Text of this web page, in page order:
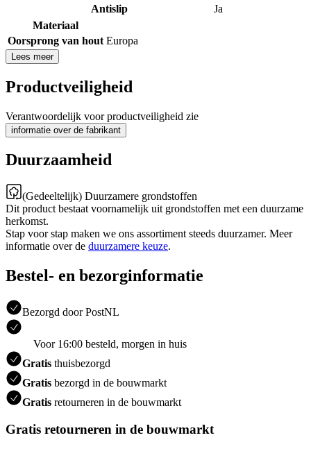
Antislip
Ja
Materiaal
Oorsprong van hout Europa
Lees meer
Productveiligheid
Verantwoordelijk voor productveiligheid zie
informatie over de fabrikant
Duurzaamheid
(Gedeeltelijk) Duurzamere grondstoffen
Dit product bestaat voornamelijk uit grondstoffen met een duurzame
herkomst.
Stap voor stap maken we ons assortiment steeds duurzamer. Meer
informatie over de duurzamere keuze.
Bestel- en bezorginformatie
Bezorgd door PostNL
Voor 16:00 besteld, morgen in huis
Gratis thuisbezorgd
Gratis bezorgd in de bouwmarkt
Gratis retourneren in de bouwmarkt
Gratis retourneren in de bouwmarkt